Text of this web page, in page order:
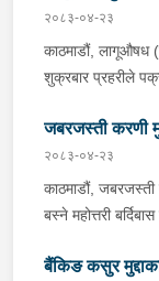
कार्यालय वरेङबाट
जिल्ला अदालत
प्रहरीले आवश्यक
२०८३-०४-२३
काठमाडौं, लागूऔषध
शुक्रबार प्रहरीले
महत्तो रहेका छन् ।
भई फरार रहेका
बर्दिबास
पक्राउ गरेको हो ।
प्रहरीले पक्राउ
जबरजस्ती करणी
२०८३-०४-२३
काठमाडौं, जबरजस्ती
बस्ने महोत्तरी
अदालत
बैंकिङ कसुर